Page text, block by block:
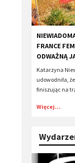
FRANCE
ODWAŻNĄ
Katarzyna
udowodniła,
finiszując na
Więcej...